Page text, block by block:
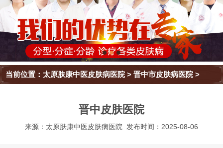
当前位置： 太原肤康中医皮肤病医院>晋中市皮肤病医院>
晋中皮肤医院
来源：太原肤康中医皮肤病医院 发布时间：2025-08-06